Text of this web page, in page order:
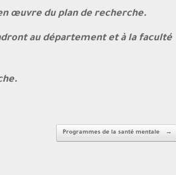
œuvre du plan de recherche.
au département et à la faculté
Programmes de la santé mentale →